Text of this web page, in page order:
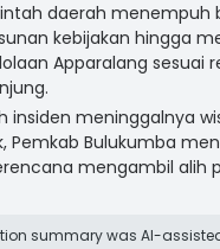
daerah menempuh
kebijakan hingga
Apparalang sesuai
insiden meninggalnya
Pemkab Bulukumba
mengambil alih
summary was AI-